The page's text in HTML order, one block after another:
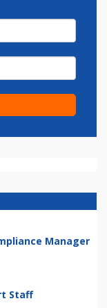
Manager
Staff